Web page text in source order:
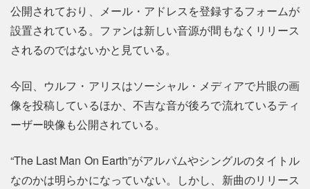
公開されており、メール・アドレスを登録するフォームが
設置されている。ファンは新しい音源が間もなくリリース
されるのではないかと見ている。
今回、ウルフ・アリスはソーシャル・メディアで片眼の画
像を投稿しているほか、不吉な音が後ろで流れているティ
ーザー映像も公開されている。
“The Last Man On Earth”がアルバムやシングルのタイトル
なのかは明らかになっていない。しかし、新曲のリリース